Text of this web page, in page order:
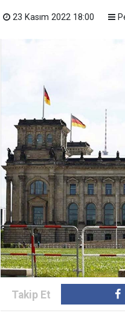
23 Kasım 2022 18:00